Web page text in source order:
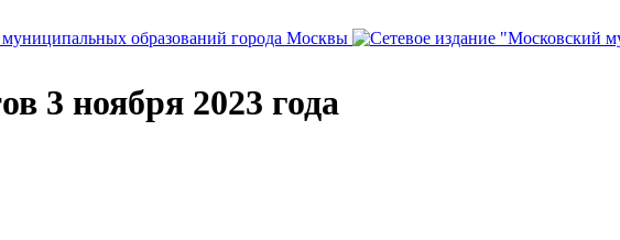
3 ноября 2023 года